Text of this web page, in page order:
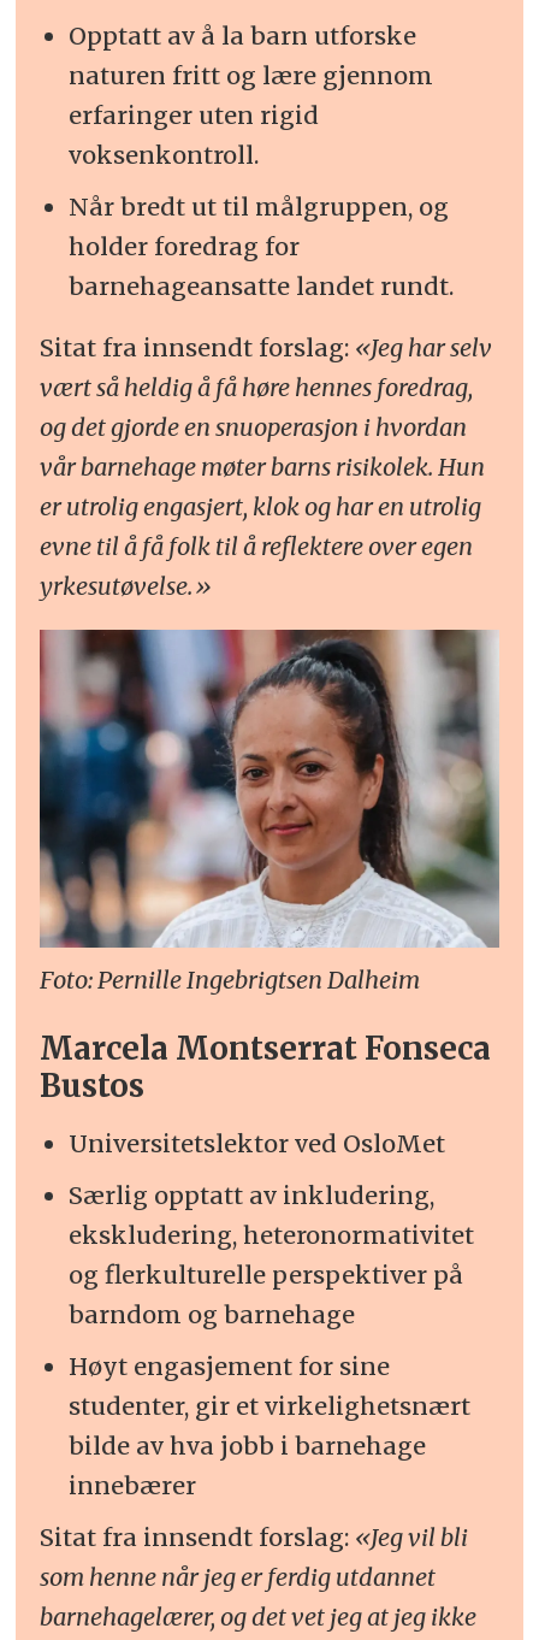
Opptatt av å la barn utforske
naturen fritt og lære gjennom
erfaringer uten rigid
voksenkontroll.
Når bredt ut til målgruppen, og
holder foredrag for
barnehageansatte landet rundt.
Sitat fra innsendt forslag: «Jeg har selv
vært så heldig å få høre hennes foredrag,
og det gjorde en snuoperasjon i hvordan
vår barnehage møter barns risikolek. Hun
er utrolig engasjert, klok og har en utrolig
evne til å få folk til å reflektere over egen
yrkesutøvelse.»
Foto: Pernille Ingebrigtsen Dalheim
Marcela Montserrat Fonseca
Bustos
Universitetslektor ved OsloMet
Særlig opptatt av inkludering,
ekskludering, heteronormativitet
og flerkulturelle perspektiver på
barndom og barnehage
Høyt engasjement for sine
studenter, gir et virkelighetsnært
bilde av hva jobb i barnehage
innebærer
Sitat fra innsendt forslag: «Jeg vil bli
som henne når jeg er ferdig utdannet
barnehagelærer, og det vet jeg at jeg ikke